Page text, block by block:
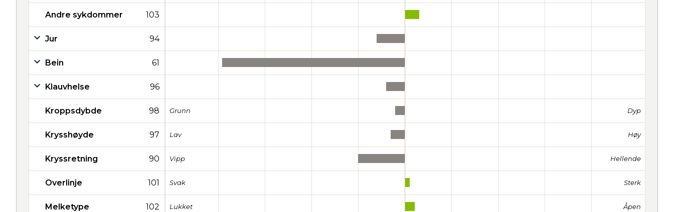
Andre sykdommer 103
Jur 94
Bein 61
Klauvhelse 96
Kroppsdybde 98 Grunn Dyp
Krysshøyde 97 Lav Høy
Kryssretning 90 Vipp Hellende
Overlinje 101 Svak Sterk
Melketype 102 Lukket Åpen